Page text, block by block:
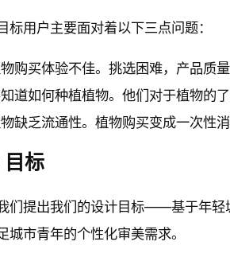
标用户主要面对着以下三点问题：
购买体验不佳。挑选困难，产品质
道如何种植植物。他们对于植物的
缺乏流通性。植物购买变成一次性
目标
们提出我们的设计目标——基于年轻
城市青年的个性化审美需求。